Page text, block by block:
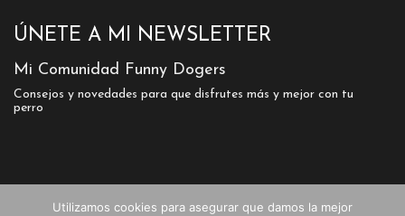
ÚNETE A MI NEWSLETTER
Mi Comunidad Funny Dogers
Consejos y novedades para que disfrutes más y mejor con tu
perro
Utilizamos cookies para asegurar que damos la mejor